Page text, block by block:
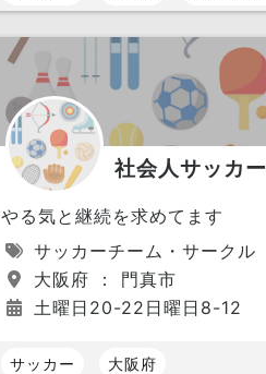
社会人サッカー
やる気と継続を求めてます
サッカーチーム・サークル
大阪府 ： 門真市
土曜日20-22日曜日8-12
サッカー 大阪府